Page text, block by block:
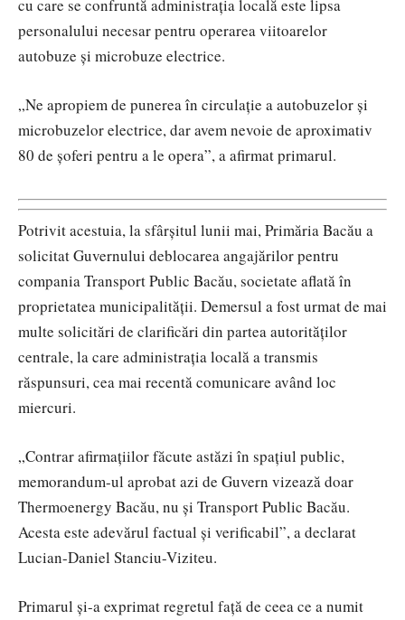
cu care se confruntă administrația locală este lipsa
personalului necesar pentru operarea viitoarelor
autobuze și microbuze electrice.
„Ne apropiem de punerea în circulație a autobuzelor și
microbuzelor electrice, dar avem nevoie de aproximativ
80 de șoferi pentru a le opera”, a afirmat primarul.
Potrivit acestuia, la sfârșitul lunii mai, Primăria Bacău a
solicitat Guvernului deblocarea angajărilor pentru
compania Transport Public Bacău, societate aflată în
proprietatea municipalității. Demersul a fost urmat de mai
multe solicitări de clarificări din partea autorităților
centrale, la care administrația locală a transmis
răspunsuri, cea mai recentă comunicare având loc
miercuri.
„Contrar afirmațiilor făcute astăzi în spațiul public,
memorandum-ul aprobat azi de Guvern vizează doar
Thermoenergy Bacău, nu și Transport Public Bacău.
Acesta este adevărul factual și verificabil”, a declarat
Lucian-Daniel Stanciu-Viziteu.
Primarul și-a exprimat regretul față de ceea ce a numit